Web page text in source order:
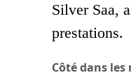
Silver Saa,
prestations.
Côté dans